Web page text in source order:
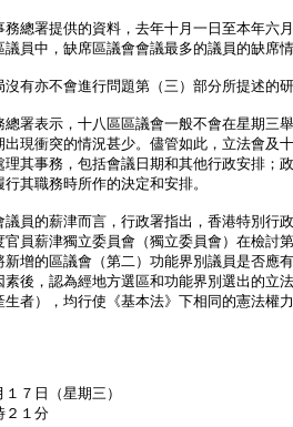
署提供的資料，去年十月一日至本年六
議員中，缺席區議會會議最多的議員的缺席情
沒有亦不會進行問題第（三）部分所提述的研
總署表示，十八區區議會一般不會在星期三
出現衝突的情況甚少。儘管如此，立法會及
理其事務，包括會議日期和其他行政安排；
其職務時所作的決定和安排。
議員的薪津而言，行政署指出，香港特別行
官員薪津獨立委員會（獨立委員會）在檢討
新增的區議會（第二）功能界別議員是否應
素後，認為經地方選區和功能界別選出的立
生者），均行使《基本法》下相同的憲法權
７日（星期三）
２１分